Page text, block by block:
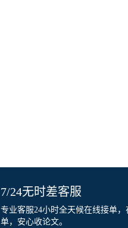
7/24无时差客服
专业客服24小时全天候在线接单
单，安心收论文。